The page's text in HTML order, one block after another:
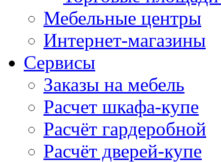
Мебельные центры
Интернет-магазины
Сервисы
Заказы на мебель
Расчет шкафа-купе
Расчёт гардеробной
Расчёт дверей-купе